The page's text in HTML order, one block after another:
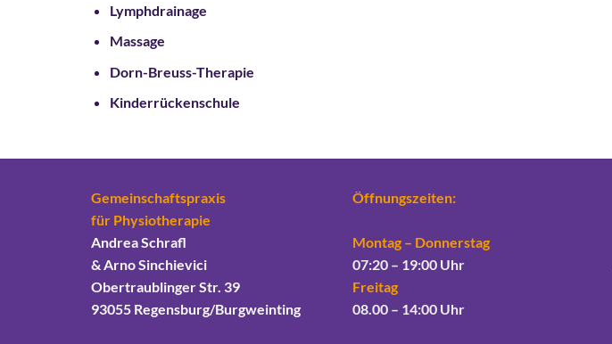
Lymphdrainage
Massage
Dorn-Breuss-Therapie
Kinderrückenschule
Gemeinschaftspraxis
für Physiotherapie
Andrea Schrafl
& Arno Sinchievici
Obertraublinger Str. 39
93055 Regensburg/Burgweinting
Öffnungszeiten:
Montag – Donnerstag
07:20 – 19:00 Uhr
Freitag
08.00 – 14:00 Uhr